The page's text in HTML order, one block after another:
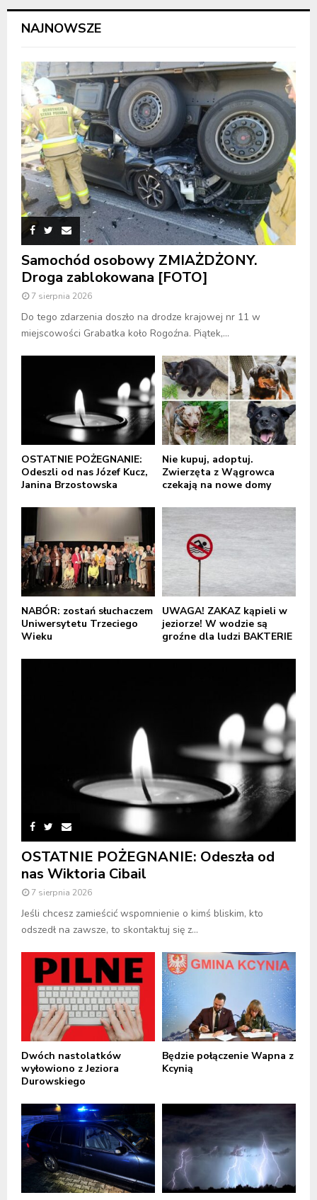
NAJNOWSZE
Samochód osobowy ZMIAŻDŻONY.
Droga zablokowana [FOTO]
7 sierpnia 2026
Do tego zdarzenia doszło na drodze krajowej nr 11 w
miejscowości Grabatka koło Rogoźna. Piątek,...
OSTATNIE POŻEGNANIE:
Odeszli od nas Józef Kucz,
Janina Brzostowska
Nie kupuj, adoptuj.
Zwierzęta z Wągrowca
czekają na nowe domy
NABÓR: zostań słuchaczem
Uniwersytetu Trzeciego
Wieku
UWAGA! ZAKAZ kąpieli w
jeziorze! W wodzie są
groźne dla ludzi BAKTERIE
OSTATNIE POŻEGNANIE: Odeszła od
nas Wiktoria Cibail
7 sierpnia 2026
Jeśli chcesz zamieścić wspomnienie o kimś bliskim, kto
odszedł na zawsze, to skontaktuj się z...
Dwóch nastolatków
wyłowiono z Jeziora
Durowskiego
Będzie połączenie Wapna z
Kcynią